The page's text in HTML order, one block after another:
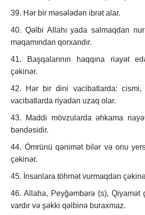
39. Hər bir məsələdən ibrət alar.
40. Qəlbi Allahı yada salmaqdan
məqamından qorxandır.
41. Başqalarının haqqına riayət
çəkinər.
42. Hər bir dini vacibatlarda: cismi,
vacibatlarda riyadan uzaq olar.
43. Maddi mövzularda əhkama
bəndəsidir.
44. Ömrünü qənimət bilər və onu
çəkinər.
45. İnsanlara töhmət vurmaqdan
46. Allaha, Peyğəmbərə (s), Qiyamət
vardır və şəkki qəlbinə buraxmaz.